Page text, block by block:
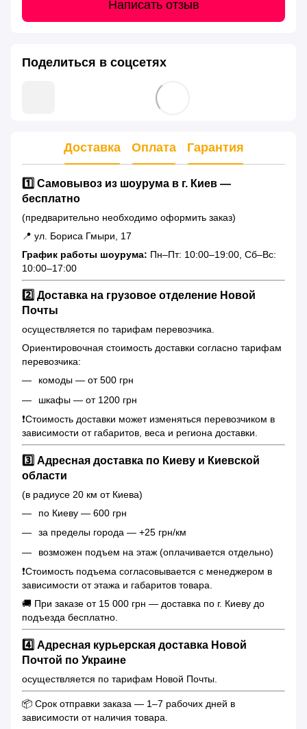
Написать отзыв
Поделиться в соцсетях
Доставка Оплата Гарантия
1️⃣ Самовывоз из шоурума в г. Киев —
бесплатно
(предварительно необходимо оформить заказ)
📍 ул. Бориса Гмыри, 17
График работы шоурума: Пн–Пт: 10:00–19:00, Сб–Вс:
10:00–17:00
2️⃣ Доставка на грузовое отделение Новой
Почты
осуществляется по тарифам перевозчика.
Ориентировочная стоимость доставки согласно тарифам
перевозчика:
комоды — от 500 грн
шкафы — от 1200 грн
❗️Стоимость доставки может изменяться перевозчиком в
зависимости от габаритов, веса и региона доставки.
3️⃣ Адресная доставка по Киеву и Киевской
области
(в радиусе 20 км от Киева)
по Киеву — 600 грн
за пределы города — +25 грн/км
возможен подъем на этаж (оплачивается отдельно)
❗️Стоимость подъема согласовывается с менеджером в
зависимости от этажа и габаритов товара.
🚚 При заказе от 15 000 грн — доставка по г. Киеву до
подъезда бесплатно.
4️⃣ Адресная курьерская доставка Новой
Почтой по Украине
осуществляется по тарифам Новой Почты.
📦 Срок отправки заказа — 1–7 рабочих дней в
зависимости от наличия товара.